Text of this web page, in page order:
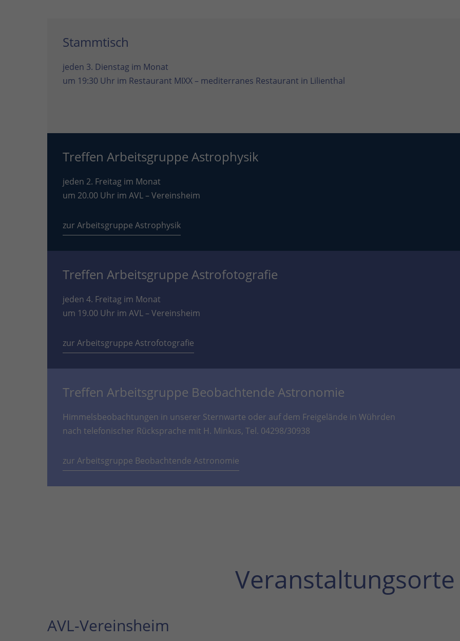
Stammtisch
jeden 3. Dienstag im Monat
um 19:30 Uhr im Restaurant MIXX – mediterranes Restaurant in Lilienthal
Treffen Arbeitsgruppe Astrophysik
jeden 2. Freitag im Monat
um 20.00 Uhr im AVL – Vereinsheim
zur Arbeitsgruppe Astrophysik
Treffen Arbeitsgruppe Astrofotografie
jeden 4. Freitag im Monat
um 19.00 Uhr im AVL – Vereinsheim
zur Arbeitsgruppe Astrofotografie
Treffen Arbeitsgruppe Beobachtende Astronomie
Himmelsbeobachtungen in unserer Sternwarte oder auf dem Freigelände in Wührden
nach telefonischer Rücksprache mit H. Minkus, Tel. 04298/30938
zur Arbeitsgruppe Beobachtende Astronomie
Veranstaltungsorte
AVL-Vereinsheim